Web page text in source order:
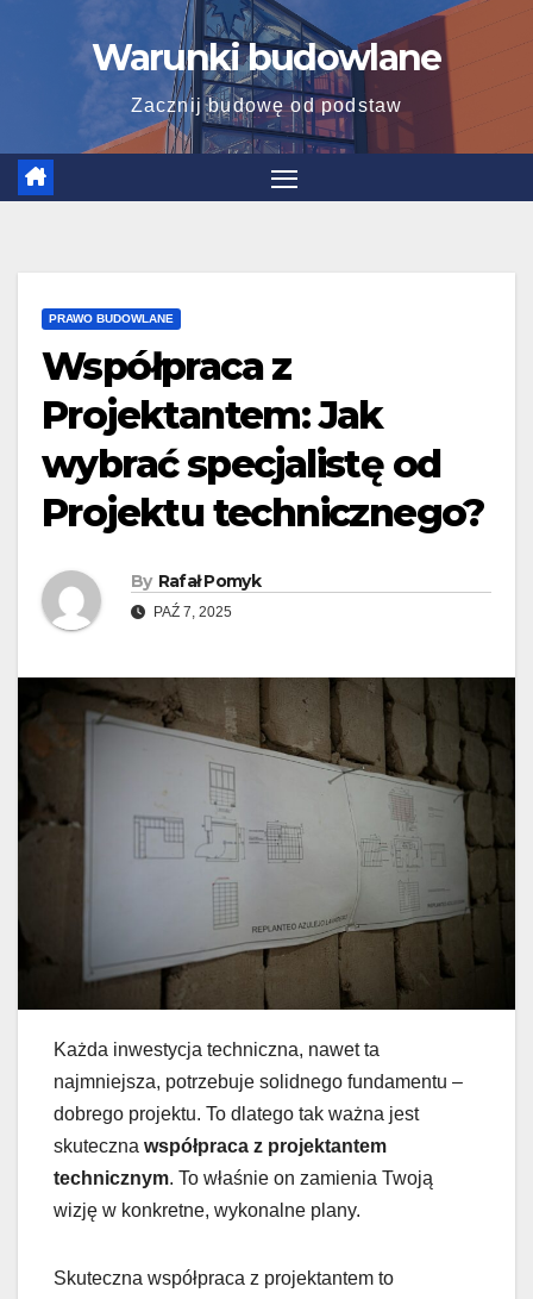
Warunki budowlane
Zacznij budowę od podstaw
PRAWO BUDOWLANE
Współpraca z
Projektantem: Jak
wybrać specjalistę od
Projektu technicznego?
By Rafał Pomyk
PAŹ 7, 2025
Każda inwestycja techniczna, nawet ta
najmniejsza, potrzebuje solidnego fundamentu –
dobrego projektu. To dlatego tak ważna jest
skuteczna współpraca z projektantem
technicznym. To właśnie on zamienia Twoją
wizję w konkretne, wykonalne plany.
Skuteczna współpraca z projektantem to